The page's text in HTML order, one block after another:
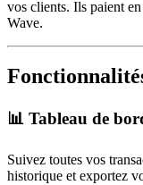
vos clients. Ils paient
Wave.
📊 Tableau de
Suivez toutes vos
historique et exportez